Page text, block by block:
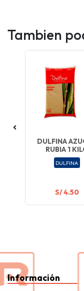
Tambien
DULFINA
RUBIA 1
DULFINA
S/ 4.50
Información